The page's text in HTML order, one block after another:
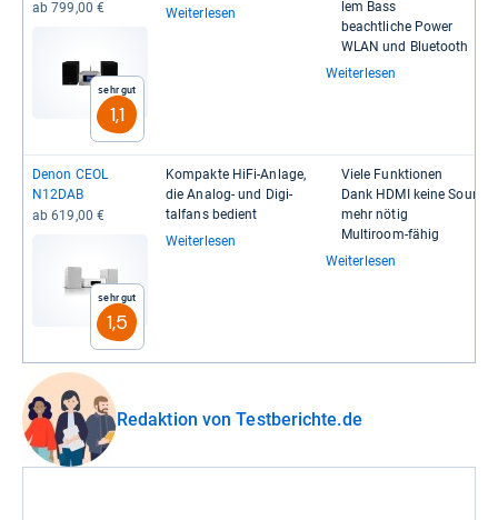
ab 799,00 €
Sehr gut
1,1
Weiterlesen
lem Bass
beacht­li­che Power
WLAN und Blue­tooth
Weiterlesen
Denon CEOL
N12DAB
ab 619,00 €
Sehr gut
1,5
Kom­pakte HiFi-​Anlage,
die Ana­log-​ und Digi­
tal­fans bedient
Weiterlesen
Viele Funk­tio­nen
Dank HDMI keine
mehr nötig
Mul­ti­room-​fähig
Weiterlesen
Redaktion von Testberichte.de